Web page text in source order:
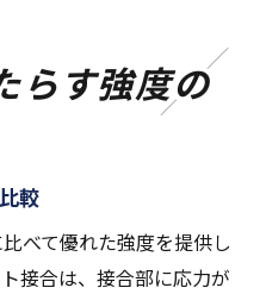
らす強度の
較
べて優れた強度を提供し
接合は、接合部に応力が